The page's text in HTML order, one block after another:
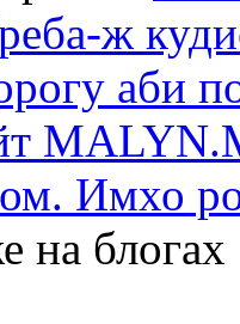
ж
аби
Имхо
на блогах